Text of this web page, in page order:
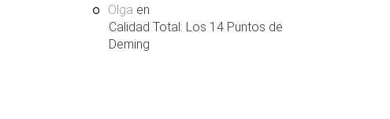
Olga en
Calidad Total: Los 14 Puntos de
Deming